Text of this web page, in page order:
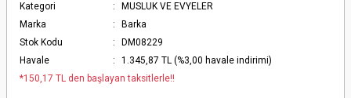
Kategori
MUSLUK VE EVYELER
Marka
Barka
Stok Kodu
DM08229
Havale
1.345,87 TL (%3,00 havale indirimi)
*150,17 TL den başlayan taksitlerle!!